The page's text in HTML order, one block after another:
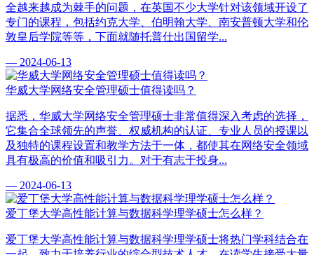
全越来越成为棘手的问题，在英国不少大学针对该领域开设了
专门的课程，包括约克大学、伯明翰大学、南安普顿大学和伦
敦皇后学院等等，下面就随托普仕出国留学...
— 2024-06-13
华威大学网络安全管理硕士值得读吗？
据悉，华威大学网络安全管理硕士非常值得深入考虑的选择，
它集合全球领先的声誉、权威机构的认证、专业人员的授课以
及独特的课程设置和教学方法于一体，都使其在网络安全领域
具有极高的价值和吸引力。对于有志于投身...
— 2024-06-13
爱丁堡大学高性能计算与数据科学理学硕士怎么样？
爱丁堡大学高性能计算与数据科学理学硕士将热门学科结合在